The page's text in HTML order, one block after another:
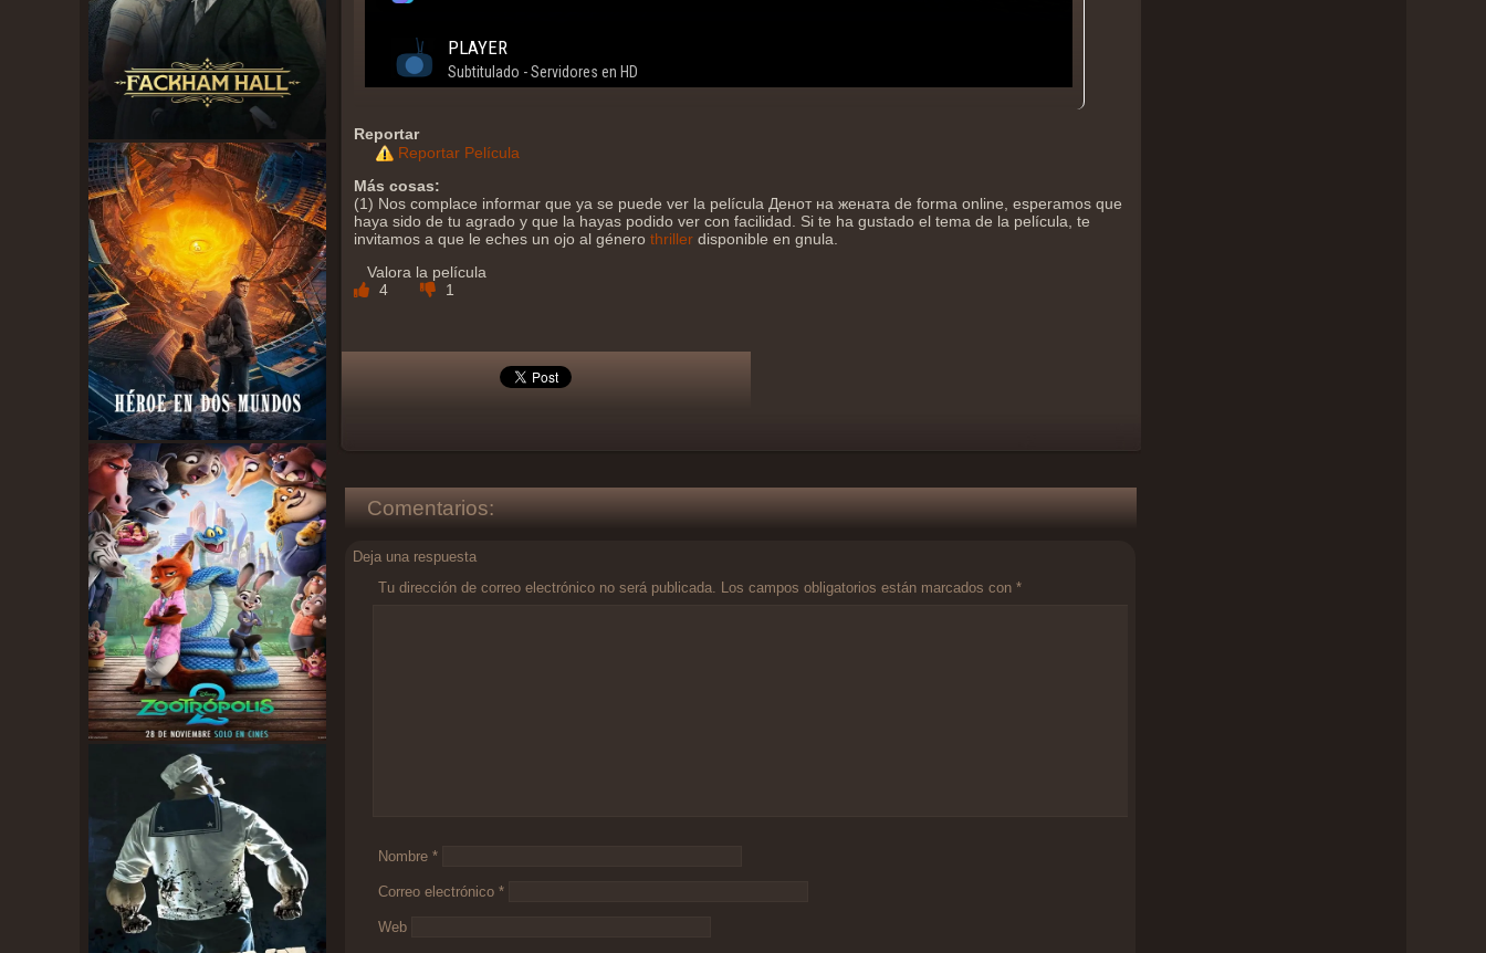
Reportar
Reportar Película
Más cosas:
(1) Nos complace informar que ya se puede ver la película Денот на жената de forma online, esperamos que
haya sido de tu agrado y que la hayas podido ver con facilidad. Si te ha gustado el tema de la película, te
invitamos a que le eches un ojo al género thriller disponible en gnula.
Valora la película
4
1
Comentarios:
Deja una respuesta
Tu dirección de correo electrónico no será publicada. Los campos obligatorios están marcados con *
Nombre *
Correo electrónico *
Web